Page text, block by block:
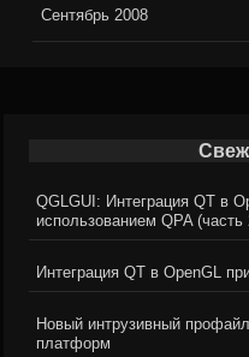
Сентябрь 2008
QGLGUI: Интеграция QT в
использованием QPA (часть
Интеграция QT в OpenGL
Новый интрузивный
платформ